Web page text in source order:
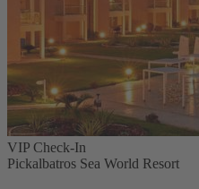
VIP Check-In
Pickalbatros Sea World Resort